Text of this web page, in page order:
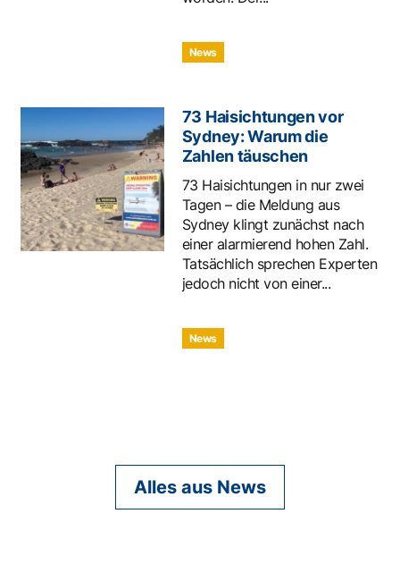
News
73 Haisichtungen vor
Sydney: Warum die
Zahlen täuschen
73 Haisichtungen in nur zwei
Tagen – die Meldung aus
Sydney klingt zunächst nach
einer alarmierend hohen Zahl.
Tatsächlich sprechen Experten
jedoch nicht von einer...
News
Alles aus News